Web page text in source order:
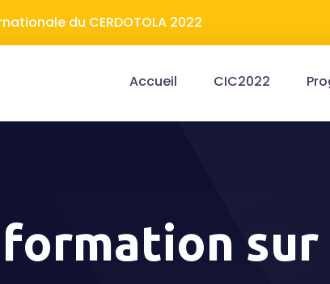
du CERDOTOLA 2022
Accueil CIC2022